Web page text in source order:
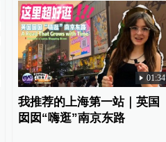
01:34
我推荐的上海第一站｜英国
囡囡“嗨逛”南京东路